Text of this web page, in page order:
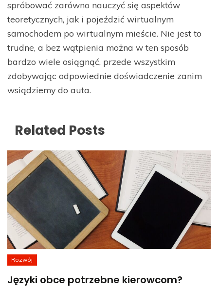
spróbować zarówno nauczyć się aspektów
teoretycznych, jak i pojeździć wirtualnym
samochodem po wirtualnym mieście. Nie jest to
trudne, a bez wątpienia można w ten sposób
bardzo wiele osiągnąć, przede wszystkim
zdobywając odpowiednie doświadczenie zanim
wsiądziemy do auta.
Related Posts
Rozwój
Języki obce potrzebne kierowcom?